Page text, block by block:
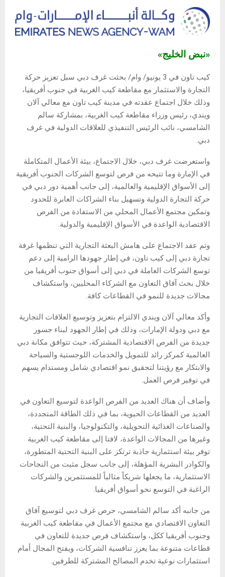
«نبض الخليج»
كيب تاون في 3 يونيو/ وام/ بحثت غرف دبي سبل تعزيز حركة
التجارة والاستثمار مع مقاطعة كيب الغربية في جنوب أفريقيا،
وذلك خلال اجتماع عقدته في مدينة كيب تاون مع معالي آلان
ويندي، رئيس وزراء مقاطعة كيب الغربية، بمشاركة سالم
الشامسي، نائب الرئيس التنفيذي للعلاقات الدولية في غرف
دبي.
واستعرضت غرف دبي، خلال الاجتماع، بيئة الأعمال المتكاملة
في الإمارة وما تتيحه من فرص لتوسع الشركات الجنوب أفريقية
إلى الأسواق الإقليمية والعالمية، إلى جانب أهمية دور دبي في
حركة التجارة الدولية وتسهيل بناء الشراكات العابرة للحدود
وتمكين مجتمع الأعمال المحلي من الاستفادة من الفرص
الاقتصادية الواعدة في الأسواق الإقليمية والدولية.
وتم عقد الاجتماع على هامش البعثة التجارية التي تنظمها غرفة
تجارة دبي إلى كيب تاون، في إطار جهودها الرامية إلى دعم
توسع الشركات العاملة في دبي إلى أسواق جنوب أفريقيا من
خلال بحث آفاق التعاون مع الشركاء المحليين، واستكشاف
مجالات جديدة للنمو في القطاعات كافة.
وأكد معالي آلان ويندي الالتزام بتعزيز وتوسيع العلاقات التجارية
مع دبي ودولة الإمارات، وذلك في إطار الجهود لبناء جسور
جديدة من الفرص الاقتصادية المشتركة، حيث تتوافق مكانة دبي
العالمية كمركز رائد للتمويل والخدمات اللوجستية والسياحة
والابتكار مع رؤيتنا لتحقيق نمو اقتصادي شامل ومستدام يسهم
في توفير فرص العمل.
وأضاف أن هناك العديد من الفرص الواعدة لتوسيع التعاون في
العديد من القطاعات الحيوية، بما في ذلك الطاقة المتجددة،
والصناعات الغذائية التحويلية، والتكنولوجيا، والبنية التحتية،
وغيرها من المجالات الواعدة، لافتا إلى مقاطعة كيب الغربية
توفر بيئة استثمارية جاذبة ترتكز على البنية التحتية المتطورة،
والكوادر البشرية المؤهلة، إلى جانب سجل مثبت من النجاحات
الاستثمارية، ما يجعلها شريكاً مثالياً للمستثمرين والشركات
الراغبة في التوسع نحو أسواق أفريقيا.
من جانبه أكد سالم الشامسي، حرص غرف دبي لتوسيع آفاق
التعاون الاقتصادي مع مجتمع الأعمال في مقاطعة كيب الغربية
وجنوب أفريقيا ككل، واستكشاف فرص جديدة للتعاون في
قطاعات متنوعة بما يعزز تنافسية الشركات، ويفتح المجال أمام
استثمارات نوعية تخدم المصالح المشتركة للطرفين.